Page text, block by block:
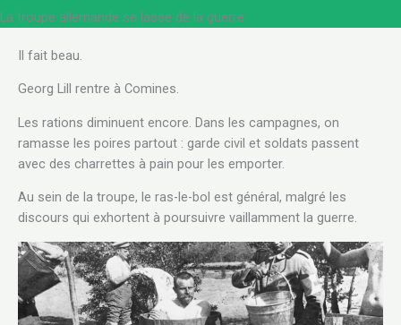
La troupe allemande se lasse de la guerre
Il fait beau.
Georg Lill rentre à Comines.
Les rations diminuent encore. Dans les campagnes, on
ramasse les poires partout : garde civil et soldats passent
avec des charrettes à pain pour les emporter.
Au sein de la troupe, le ras-le-bol est général, malgré les
discours qui exhortent à poursuivre vaillamment la guerre.